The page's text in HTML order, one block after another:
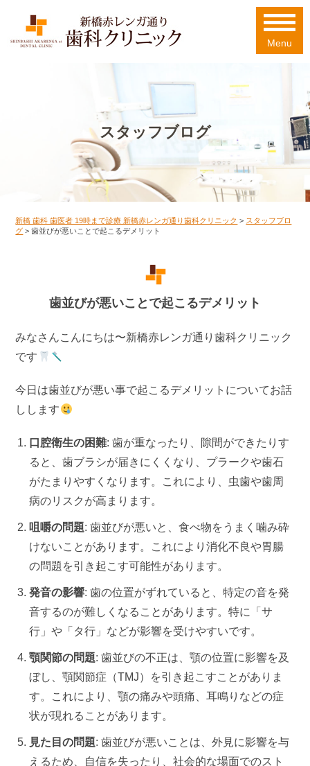
Menu
スタッフブログ
新橋 歯科 歯医者 19時まで診療 新橋赤レンガ通り歯科クリニック > スタッフブロ
グ >歯並びが悪いことで起こるデメリット
歯並びが悪いことで起こるデメリット
みなさんこんにちは〜新橋赤レンガ通り歯科クリニック
です
今日は歯並びが悪い事で起こるデメリットについてお話
しします
口腔衛生の困難: 歯が重なったり、隙間ができたりす
ると、歯ブラシが届きにくくなり、プラークや歯石
がたまりやすくなります。これにより、虫歯や歯周
病のリスクが高まります。
咀嚼の問題: 歯並びが悪いと、食べ物をうまく噛み砕
けないことがあります。これにより消化不良や胃腸
の問題を引き起こす可能性があります。
発音の影響: 歯の位置がずれていると、特定の音を発
音するのが難しくなることがあります。特に「サ
行」や「タ行」などが影響を受けやすいです。
顎関節の問題: 歯並びの不正は、顎の位置に影響を及
ぼし、顎関節症（TMJ）を引き起こすことがありま
す。これにより、顎の痛みや頭痛、耳鳴りなどの症
状が現れることがあります。
見た目の問題: 歯並びが悪いことは、外見に影響を与
えるため、自信を失ったり、社会的な場面でのスト